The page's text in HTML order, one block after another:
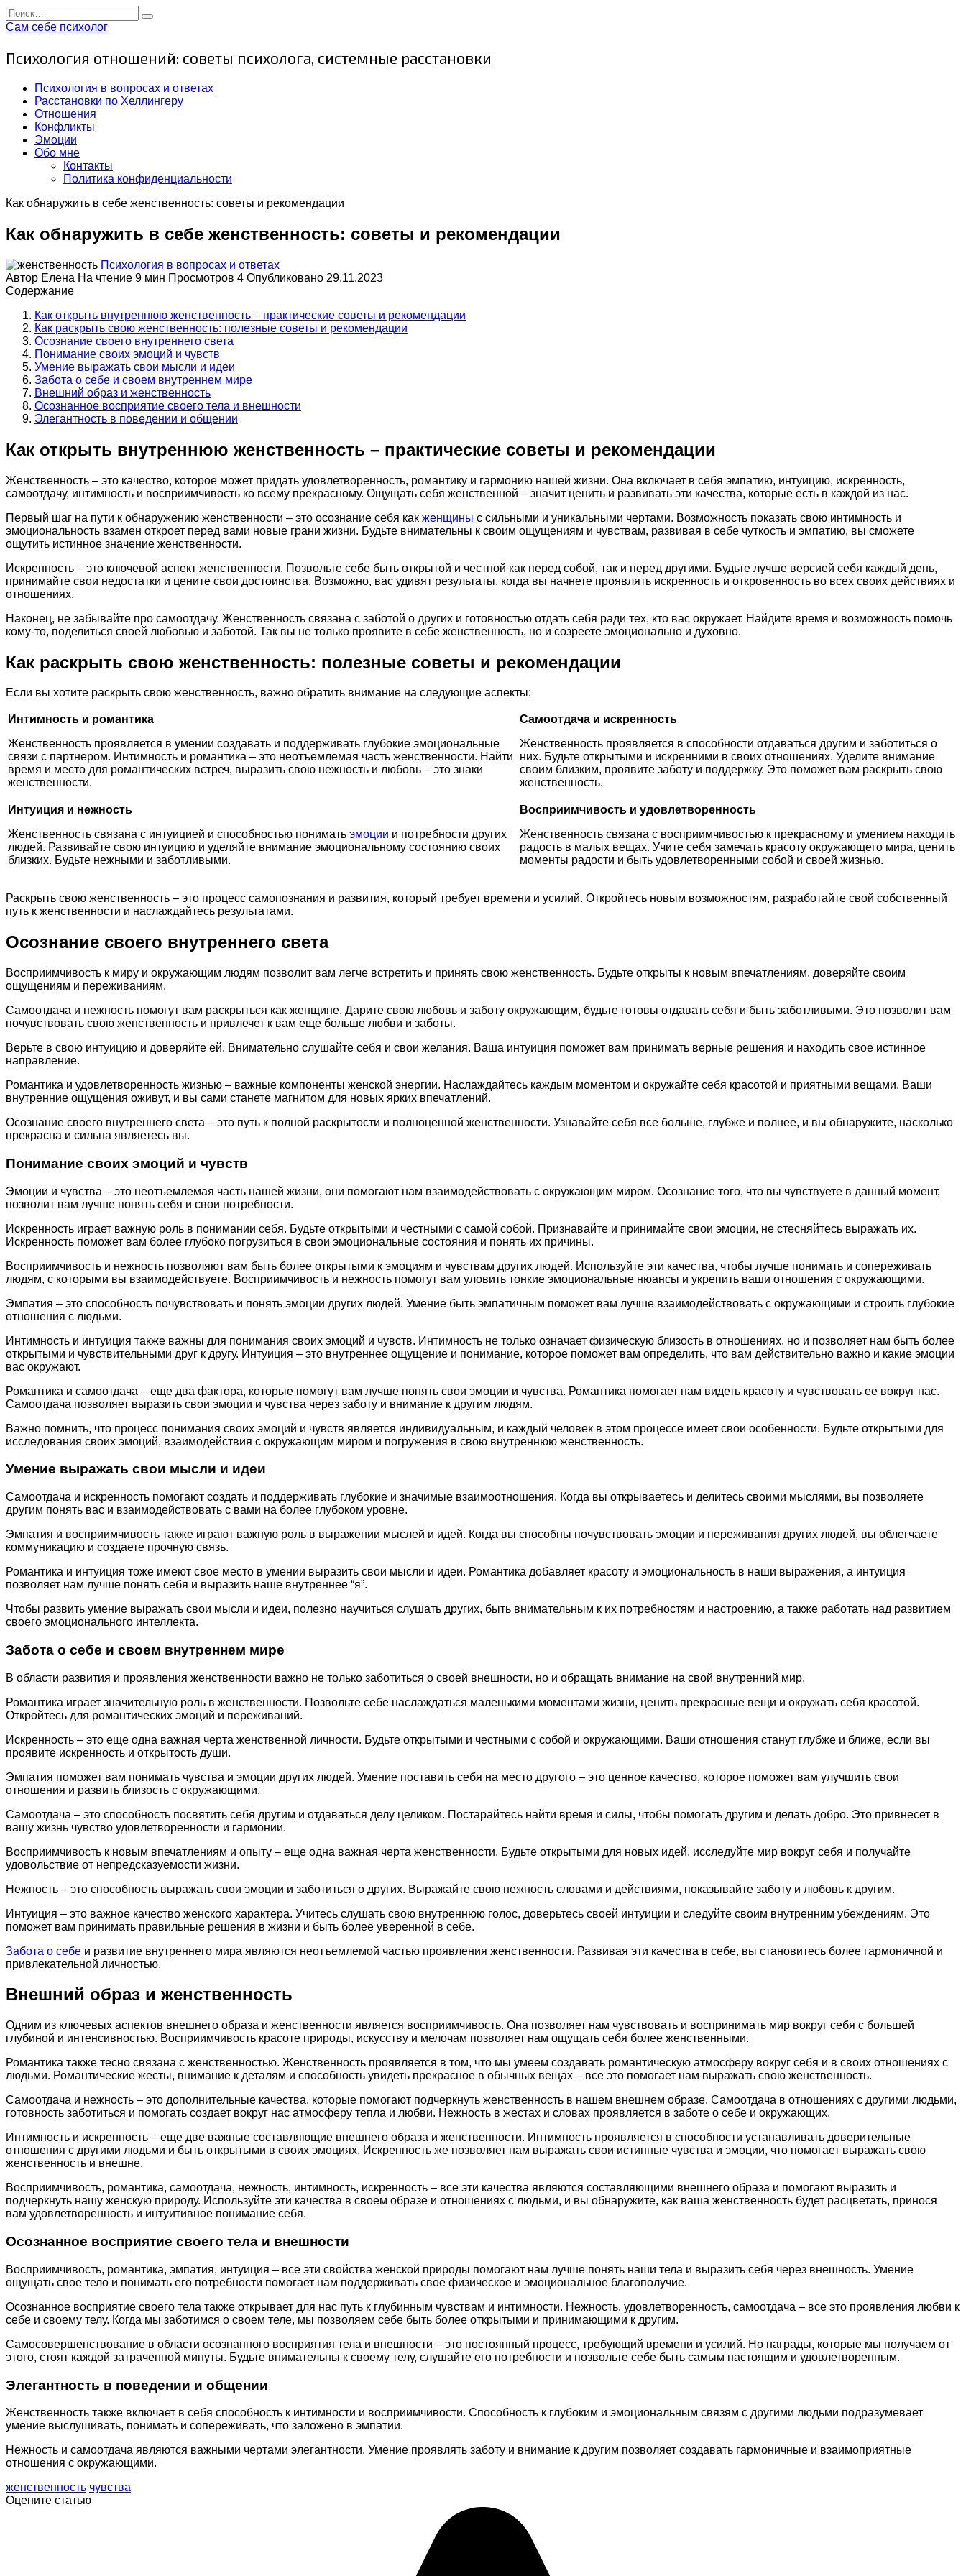
Перейти
к
Search
for:
Сам себе психолог
Психология отношений: советы психолога, системные расстановки
Психология в вопросах и ответах
Расстановки по Хеллингеру
Отношения
Конфликты
Эмоции
Обо мне
Контакты
Политика конфиденциальности
Как обнаружить в себе женственность: советы и рекомендации
Как обнаружить в себе женственность: советы и рекомендации
Психология в вопросах и ответах
Автор Елена На чтение 9 мин Просмотров 4 Опубликовано 29.11.2023
Содержание
Как открыть внутреннюю женственность – практические советы и рекомендации
Как раскрыть свою женственность: полезные советы и рекомендации
Осознание своего внутреннего света
Понимание своих эмоций и чувств
Умение выражать свои мысли и идеи
Забота о себе и своем внутреннем мире
Внешний образ и женственность
Осознанное восприятие своего тела и внешности
Элегантность в поведении и общении
Как открыть внутреннюю женственность – практические советы и рекомендации
Женственность – это качество, которое может придать удовлетворенность, романтику и гармонию нашей жизни. Она включает в себя эмпатию, интуицию, искренность,
самоотдачу, интимность и восприимчивость ко всему прекрасному. Ощущать себя женственной – значит ценить и развивать эти качества, которые есть в каждой из нас.
Первый шаг на пути к обнаружению женственности – это осознание себя как женщины с сильными и уникальными чертами. Возможность показать свою интимность и
эмоциональность взамен откроет перед вами новые грани жизни. Будьте внимательны к своим ощущениям и чувствам, развивая в себе чуткость и эмпатию, вы сможете
ощутить истинное значение женственности.
Искренность – это ключевой аспект женственности. Позвольте себе быть открытой и честной как перед собой, так и перед другими. Будьте лучше версией себя каждый день,
принимайте свои недостатки и цените свои достоинства. Возможно, вас удивят результаты, когда вы начнете проявлять искренность и откровенность во всех своих действиях и
отношениях.
Наконец, не забывайте про самоотдачу. Женственность связана с заботой о других и готовностью отдать себя ради тех, кто вас окружает. Найдите время и возможность помочь
кому-то, поделиться своей любовью и заботой. Так вы не только проявите в себе женственность, но и созреете эмоционально и духовно.
Как раскрыть свою женственность: полезные советы и рекомендации
Если вы хотите раскрыть свою женственность, важно обратить внимание на следующие аспекты:
Интимность и романтика
Женственность проявляется в умении создавать и поддерживать глубокие эмоциональные
связи с партнером. Интимность и романтика – это неотъемлемая часть женственности. Найти
время и место для романтических встреч, выразить свою нежность и любовь – это знаки
женственности.
Самоотдача и искренность
Женственность проявляется в способности отдаваться другим и заботиться о
них. Будьте открытыми и искренними в своих отношениях. Уделите внимание
своим близким, проявите заботу и поддержку. Это поможет вам раскрыть свою
женственность.
Интуиция и нежность
Женственность связана с интуицией и способностью понимать эмоции и потребности других
людей. Развивайте свою интуицию и уделяйте внимание эмоциональному состоянию своих
близких. Будьте нежными и заботливыми.
Восприимчивость и удовлетворенность
Женственность связана с восприимчивостью к прекрасному и умением находить
радость в малых вещах. Учите себя замечать красоту окружающего мира, ценить
моменты радости и быть удовлетворенными собой и своей жизнью.
Раскрыть свою женственность – это процесс самопознания и развития, который требует времени и усилий. Откройтесь новым возможностям, разработайте свой собственный
путь к женственности и наслаждайтесь результатами.
Осознание своего внутреннего света
Восприимчивость к миру и окружающим людям позволит вам легче встретить и принять свою женственность. Будьте открыты к новым впечатлениям, доверяйте своим
ощущениям и переживаниям.
Самоотдача и нежность помогут вам раскрыться как женщине. Дарите свою любовь и заботу окружающим, будьте готовы отдавать себя и быть заботливыми. Это позволит вам
почувствовать свою женственность и привлечет к вам еще больше любви и заботы.
Верьте в свою интуицию и доверяйте ей. Внимательно слушайте себя и свои желания. Ваша интуиция поможет вам принимать верные решения и находить свое истинное
направление.
Романтика и удовлетворенность жизнью – важные компоненты женской энергии. Наслаждайтесь каждым моментом и окружайте себя красотой и приятными вещами. Ваши
внутренние ощущения оживут, и вы сами станете магнитом для новых ярких впечатлений.
Осознание своего внутреннего света – это путь к полной раскрытости и полноценной женственности. Узнавайте себя все больше, глубже и полнее, и вы обнаружите, насколько
прекрасна и сильна являетесь вы.
Понимание своих эмоций и чувств
Эмоции и чувства – это неотъемлемая часть нашей жизни, они помогают нам взаимодействовать с окружающим миром. Осознание того, что вы чувствуете в данный момент,
позволит вам лучше понять себя и свои потребности.
Искренность играет важную роль в понимании себя. Будьте открытыми и честными с самой собой. Признавайте и принимайте свои эмоции, не стесняйтесь выражать их.
Искренность поможет вам более глубоко погрузиться в свои эмоциональные состояния и понять их причины.
Восприимчивость и нежность позволяют вам быть более открытыми к эмоциям и чувствам других людей. Используйте эти качества, чтобы лучше понимать и сопереживать
людям, с которыми вы взаимодействуете. Восприимчивость и нежность помогут вам уловить тонкие эмоциональные нюансы и укрепить ваши отношения с окружающими.
Эмпатия – это способность почувствовать и понять эмоции других людей. Умение быть эмпатичным поможет вам лучше взаимодействовать с окружающими и строить глубокие
отношения с людьми.
Интимность и интуиция также важны для понимания своих эмоций и чувств. Интимность не только означает физическую близость в отношениях, но и позволяет нам быть более
открытыми и чувствительными друг к другу. Интуиция – это внутреннее ощущение и понимание, которое поможет вам определить, что вам действительно важно и какие эмоции
вас окружают.
Романтика и самоотдача – еще два фактора, которые помогут вам лучше понять свои эмоции и чувства. Романтика помогает нам видеть красоту и чувствовать ее вокруг нас.
Самоотдача позволяет выразить свои эмоции и чувства через заботу и внимание к другим людям.
Важно помнить, что процесс понимания своих эмоций и чувств является индивидуальным, и каждый человек в этом процессе имеет свои особенности. Будьте открытыми для
исследования своих эмоций, взаимодействия с окружающим миром и погружения в свою внутреннюю женственность.
Умение выражать свои мысли и идеи
Самоотдача и искренность помогают создать и поддерживать глубокие и значимые взаимоотношения. Когда вы открываетесь и делитесь своими мыслями, вы позволяете
другим понять вас и взаимодействовать с вами на более глубоком уровне.
Эмпатия и восприимчивость также играют важную роль в выражении мыслей и идей. Когда вы способны почувствовать эмоции и переживания других людей, вы облегчаете
коммуникацию и создаете прочную связь.
Романтика и интуиция тоже имеют свое место в умении выразить свои мысли и идеи. Романтика добавляет красоту и эмоциональность в наши выражения, а интуиция
позволяет нам лучше понять себя и выразить наше внутреннее “я”.
Чтобы развить умение выражать свои мысли и идеи, полезно научиться слушать других, быть внимательным к их потребностям и настроению, а также работать над развитием
своего эмоционального интеллекта.
Забота о себе и своем внутреннем мире
В области развития и проявления женственности важно не только заботиться о своей внешности, но и обращать внимание на свой внутренний мир.
Романтика играет значительную роль в женственности. Позвольте себе наслаждаться маленькими моментами жизни, ценить прекрасные вещи и окружать себя красотой.
Откройтесь для романтических эмоций и переживаний.
Искренность – это еще одна важная черта женственной личности. Будьте открытыми и честными с собой и окружающими. Ваши отношения станут глубже и ближе, если вы
проявите искренность и открытость души.
Эмпатия поможет вам понимать чувства и эмоции других людей. Умение поставить себя на место другого – это ценное качество, которое поможет вам улучшить свои
отношения и развить близость с окружающими.
Самоотдача – это способность посвятить себя другим и отдаваться делу целиком. Постарайтесь найти время и силы, чтобы помогать другим и делать добро. Это привнесет в
вашу жизнь чувство удовлетворенности и гармонии.
Восприимчивость к новым впечатлениям и опыту – еще одна важная черта женственности. Будьте открытыми для новых идей, исследуйте мир вокруг себя и получайте
удовольствие от непредсказуемости жизни.
Нежность – это способность выражать свои эмоции и заботиться о других. Выражайте свою нежность словами и действиями, показывайте заботу и любовь к другим.
Интуиция – это важное качество женского характера. Учитесь слушать свою внутреннюю голос, доверьтесь своей интуиции и следуйте своим внутренним убеждениям. Это
поможет вам принимать правильные решения в жизни и быть более уверенной в себе.
Забота о себе и развитие внутреннего мира являются неотъемлемой частью проявления женственности. Развивая эти качества в себе, вы становитесь более гармоничной и
привлекательной личностью.
Внешний образ и женственность
Одним из ключевых аспектов внешнего образа и женственности является восприимчивость. Она позволяет нам чувствовать и воспринимать мир вокруг себя с большей
глубиной и интенсивностью. Восприимчивость красоте природы, искусству и мелочам позволяет нам ощущать себя более женственными.
Романтика также тесно связана с женственностью. Женственность проявляется в том, что мы умеем создавать романтическую атмосферу вокруг себя и в своих отношениях с
людьми. Романтические жесты, внимание к деталям и способность увидеть прекрасное в обычных вещах – все это помогает нам выражать свою женственность.
Самоотдача и нежность – это дополнительные качества, которые помогают подчеркнуть женственность в нашем внешнем образе. Самоотдача в отношениях с другими людьми,
готовность заботиться и помогать создает вокруг нас атмосферу тепла и любви. Нежность в жестах и словах проявляется в заботе о себе и окружающих.
Интимность и искренность – еще две важные составляющие внешнего образа и женственности. Интимность проявляется в способности устанавливать доверительные
отношения с другими людьми и быть открытыми в своих эмоциях. Искренность же позволяет нам выражать свои истинные чувства и эмоции, что помогает выражать свою
женственность и внешне.
Восприимчивость, романтика, самоотдача, нежность, интимность, искренность – все эти качества являются составляющими внешнего образа и помогают выразить и
подчеркнуть нашу женскую природу. Используйте эти качества в своем образе и отношениях с людьми, и вы обнаружите, как ваша женственность будет расцветать, принося
вам удовлетворенность и интуитивное понимание себя.
Осознанное восприятие своего тела и внешности
Восприимчивость, романтика, эмпатия, интуиция – все эти свойства женской природы помогают нам лучше понять наши тела и выразить себя через внешность. Умение
ощущать свое тело и понимать его потребности помогает нам поддерживать свое физическое и эмоциональное благополучие.
Осознанное восприятие своего тела также открывает для нас путь к глубинным чувствам и интимности. Нежность, удовлетворенность, самоотдача – все это проявления любви к
себе и своему телу. Когда мы заботимся о своем теле, мы позволяем себе быть более открытыми и принимающими к другим.
Самосовершенствование в области осознанного восприятия тела и внешности – это постоянный процесс, требующий времени и усилий. Но награды, которые мы получаем от
этого, стоят каждой затраченной минуты. Будьте внимательны к своему телу, слушайте его потребности и позвольте себе быть самым настоящим и удовлетворенным.
Элегантность в поведении и общении
Женственность также включает в себя способность к интимности и восприимчивости. Способность к глубоким и эмоциональным связям с другими людьми подразумевает
умение выслушивать, понимать и сопереживать, что заложено в эмпатии.
Нежность и самоотдача являются важными чертами элегантности. Умение проявлять заботу и внимание к другим позволяет создавать гармоничные и взаимоприятные
отношения с окружающими.
женственность чувства
Оцените статью